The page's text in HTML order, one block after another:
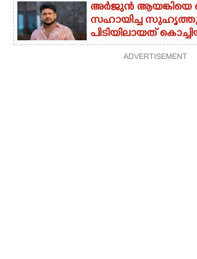
അർജുൻ ആയങ്കിയെ
സഹായിച്ച
പിടിയിലായത്
ADVERTISEMENT